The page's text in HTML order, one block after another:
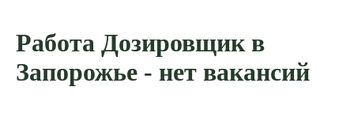
Работа Дозировщик в
Запорожье - нет вакансий